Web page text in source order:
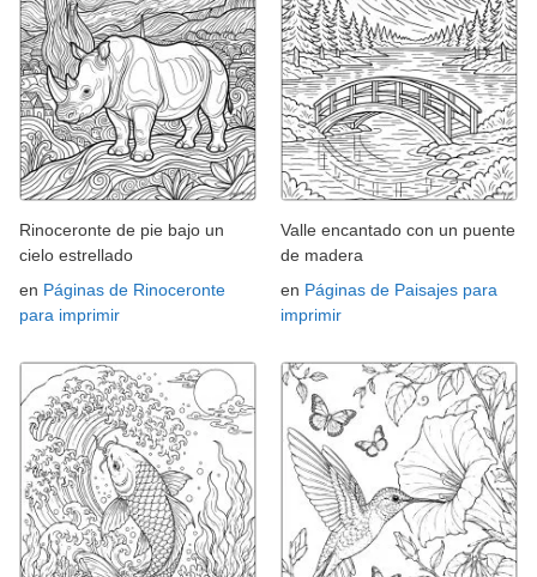
Rinoceronte de pie bajo un
cielo estrellado
en Páginas de Rinoceronte
para imprimir
Valle encantado con un puente
de madera
en Páginas de Paisajes para
imprimir